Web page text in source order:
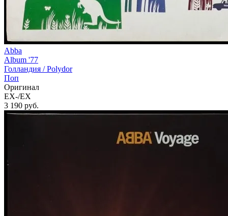
Abba
Album '77
Голландия /Polydor
Поп
Оригинал
EX-/EX
3 190 руб.